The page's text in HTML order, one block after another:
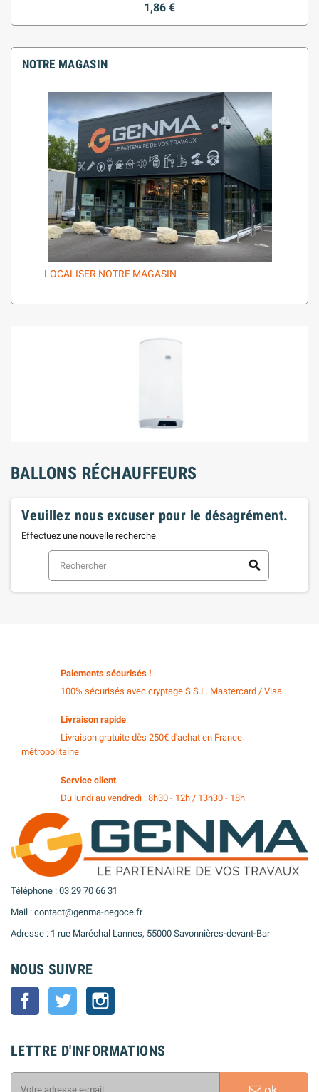
1,86 €
NOTRE MAGASIN
LOCALISER NOTRE MAGASIN
BALLONS RÉCHAUFFEURS
Veuillez nous excuser pour le désagrément.
Effectuez une nouvelle recherche
search
Paiements sécurisés !
100% sécurisés avec cryptage S.S.L. Mastercard / Visa
Livraison rapide
Livraison gratuite dès 250€ d'achat en France
métropolitaine
Service client
Du lundi au vendredi : 8h30 - 12h / 13h30 - 18h
Téléphone : 03 29 70 66 31
Mail : contact@genma-negoce.fr
Adresse : 1 rue Maréchal Lannes, 55000 Savonnières-devant-Bar
NOUS SUIVRE
Facebook Twitter
LETTRE D'INFORMATIONS